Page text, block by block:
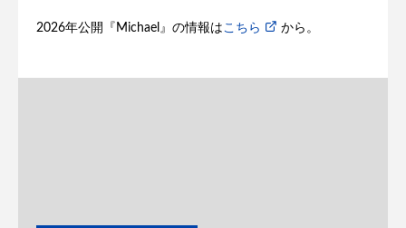
2026年公開『Michael』の情報は こちら から。